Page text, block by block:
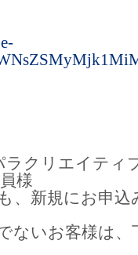
ラクリエイティ
様
、新規にお申
ないお客様は、